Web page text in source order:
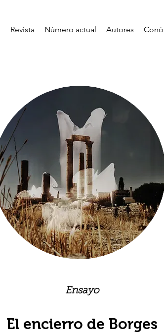
Revista Número actual Autores
Ensayo
El encierro de Borges